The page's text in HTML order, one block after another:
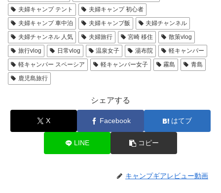
夫婦キャンプ テント
夫婦キャンプ 初心者
夫婦キャンプ 車中泊
夫婦キャンプ飯
夫婦チャンネル
夫婦チャンネル 人気
夫婦旅行 宮崎 移住
散策vlog
旅行vlog
日常vlog 温泉女子 湯布院
軽キャンパー
軽キャンパー スペーシア
軽キャンパー女子 霧島
青島
鹿児島旅行
シェアする
X Facebook はてブ
LINE コピー
キャンプギアレビュー動画